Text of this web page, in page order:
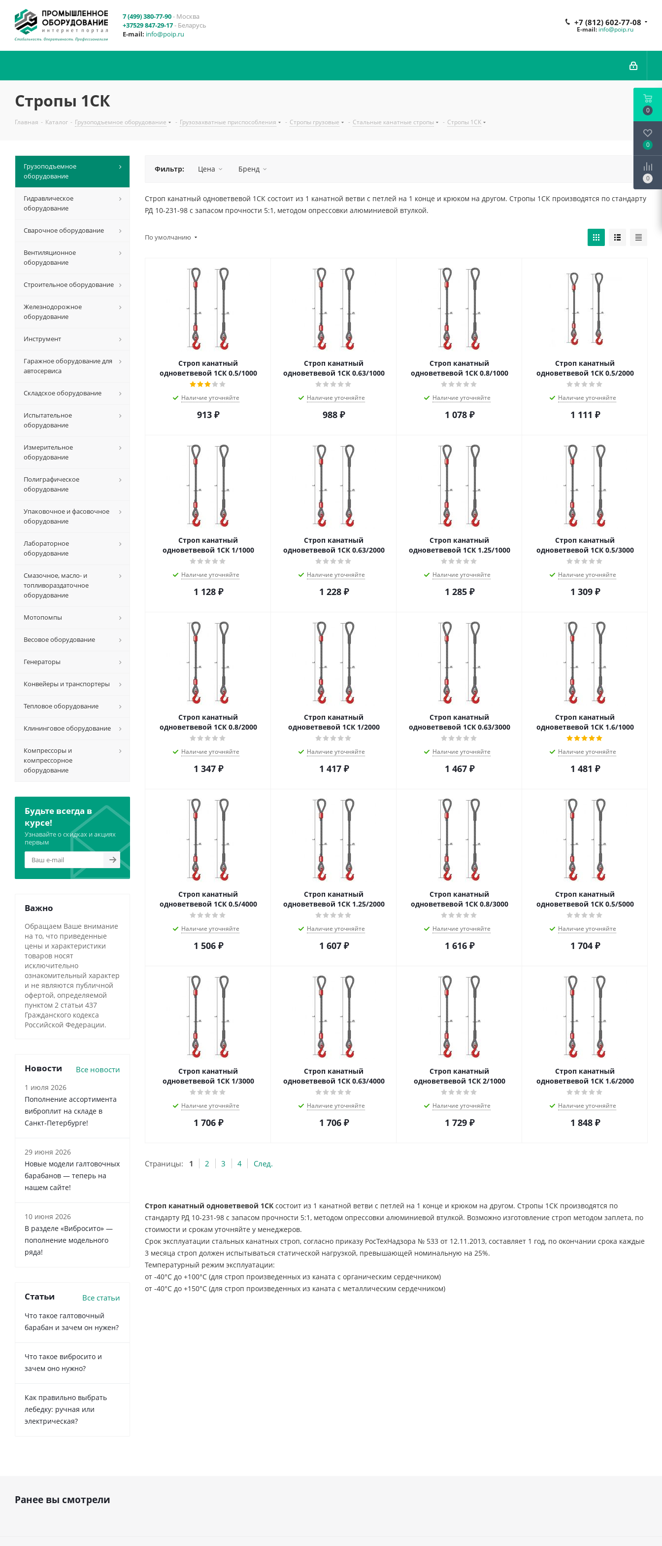
7 (499) 380-77-90- Москва
+37529 847-29-17- Беларусь
E-mail: info@poip.ru
+7 (812) 602-77-08
E-mail: info@poip.ru
Стропы 1СК
Главная - Каталог - Грузоподъемное оборудование - Грузозахватные приспособления - Стропы грузовые - Стальные канатные стропы - Стропы 1СК
Фильтр: Цена Бренд
Строп канатный одноветвевой 1СК состоит из 1 канатной ветви с петлей на 1 конце и крюком на другом. Стропы 1СК производятся по стандарту
РД 10-231-98 с запасом прочности 5:1, методом опрессовки алюминиевой втулкой.
По умолчанию
Строп канатный
одноветвевой 1СК 0.5/1000
Наличие уточняйте
913 ₽
Строп канатный
одноветвевой 1СК 0.63/1000
Наличие уточняйте
988 ₽
Строп канатный
одноветвевой 1СК 0.8/1000
Наличие уточняйте
1 078₽
Строп канатный
одноветвевой 1СК 0.5/2000
Наличие уточняйте
1 111 ₽
Строп канатный
одноветвевой 1СК 1/1000
Наличие уточняйте
1 128₽
Строп канатный
одноветвевой 1СК 0.63/2000
Наличие уточняйте
1 228₽
Строп канатный
одноветвевой 1СК 1.25/1000
Наличие уточняйте
1 285₽
Строп канатный
одноветвевой 1СК 0.5/3000
Наличие уточняйте
1 309₽
Строп канатный
одноветвевой 1СК 0.8/2000
Наличие уточняйте
1 347₽
Строп канатный
одноветвевой 1СК 1/2000
Наличие уточняйте
1 417₽
Строп канатный
одноветвевой 1СК 0.63/3000
Наличие уточняйте
1 467₽
Строп канатный
одноветвевой 1СК 1.6/1000
Наличие уточняйте
1 481 ₽
Строп канатный
одноветвевой 1СК 0.5/4000
Наличие уточняйте
1 506₽
Строп канатный
одноветвевой 1СК 1.25/2000
Наличие уточняйте
1 607₽
Строп канатный
одноветвевой 1СК 0.8/3000
Наличие уточняйте
1 616₽
Строп канатный
одноветвевой 1СК 0.5/5000
Наличие уточняйте
1 704₽
Строп канатный
одноветвевой 1СК 1/3000
Наличие уточняйте
1 706₽
Строп канатный
одноветвевой 1СК 0.63/4000
Наличие уточняйте
1 706₽
Строп канатный
одноветвевой 1СК 2/1000
Наличие уточняйте
1 729₽
Строп канатный
одноветвевой 1СК 1.6/2000
Наличие уточняйте
1 848₽
Страницы: 1 2 3 4 След.
Строп канатный одноветвевой 1СК состоит из 1 канатной ветви с петлей на 1 конце и крюком на другом. Стропы 1СК производятся по
стандарту РД 10-231-98 с запасом прочности 5:1, методом опрессовки алюминиевой втулкой. Возможно изготовление строп методом заплета, по
стоимости и срокам уточняйте у менеджеров.
Срок эксплуатации стальных канатных строп, согласно приказу РосТехНадзора № 533 от 12.11.2013, составляет 1 год, по окончании срока каждые
3 месяца строп должен испытываться статической нагрузкой, превышающей номинальную на 25%.
Температурный режим эксплуатации:
от -40°С до +100°С (для строп произведенных из каната с органическим сердечником)
от -40°С до +150°С (для строп произведенных из каната с металлическим сердечником)
Грузоподъемное
оборудование
Гидравлическое
оборудование
Сварочное оборудование
Вентиляционное
оборудование
Строительное оборудование
Железнодорожное
оборудование
Инструмент
Гаражное оборудование для
автосервиса
Складское оборудование
Испытательное
оборудование
Измерительное
оборудование
Полиграфическое
оборудование
Упаковочное и фасовочное
оборудование
Лабораторное
оборудование
Смазочное, масло- и
топливораздаточное
оборудование
Мотопомпы
Весовое оборудование
Генераторы
Конвейеры и транспортеры
Тепловое оборудование
Клининговое оборудование
Компрессоры и
компрессорное
оборудование
Будьте всегда в
курсе!
Узнавайте о скидках и акциях
первым
Важно
Обращаем Ваше внимание
на то, что приведенные
цены и характеристики
товаров носят
исключительно
ознакомительный характер
и не являются публичной
офертой, определяемой
пунктом 2 статьи 437
Гражданского кодекса
Российской Федерации.
Новости Все новости
1 июля 2026
Пополнение ассортимента
виброплит на складе в
Санкт‑Петербурге!
29 июня 2026
Новые модели галтовочных
барабанов — теперь на
нашем сайте!
10 июня 2026
В разделе «Вибросито» —
пополнение модельного
ряда!
Статьи Все статьи
Что такое галтовочный
барабан и зачем он нужен?
Что такое вибросито и
зачем оно нужно?
Как правильно выбрать
лебедку: ручная или
электрическая?
Ранее вы смотрели
0
0
0